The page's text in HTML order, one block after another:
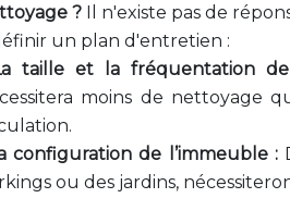
? Il n'existe pas de
un plan d'entretien :
taille et la fréquentation
moins de nettoyage
configuration de l’immeuble :
ou des jardins,